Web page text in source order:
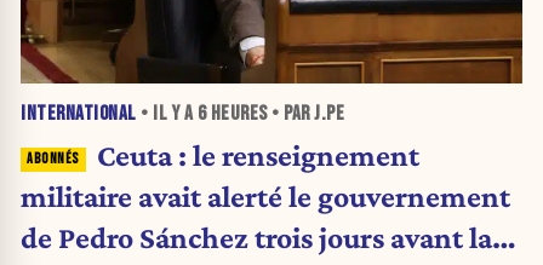
INTERNATIONAL • IL Y A 6 HEURES• PAR J.PE
Ceuta : le renseignement
militaire avait alerté le gouvernement
de Pedro Sánchez trois jours avant la